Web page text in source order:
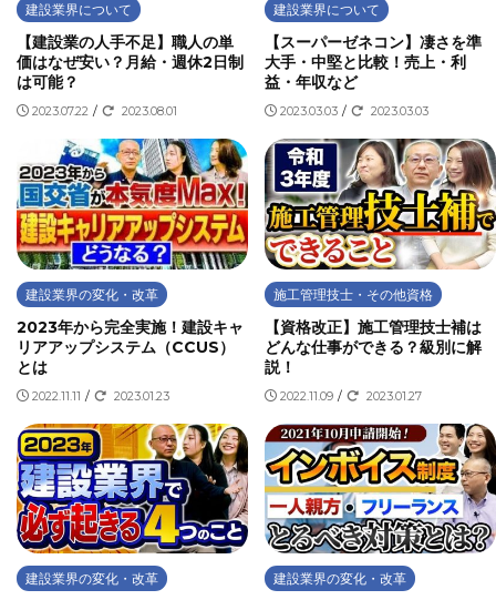
建設業界について
【建設業の人手不足】職人の単
価はなぜ安い？月給・週休2日制
は可能？
2023.07.22 / 2023.08.01
建設業界について
【スーパーゼネコン】凄さを準
大手・中堅と比較！売上・利
益・年収など
2023.03.03 / 2023.03.03
建設業界の変化・改革
2023年から完全実施！建設キャ
リアアップシステム（CCUS）
とは
2022.11.11 / 2023.01.23
施工管理技士・その他資格
【資格改正】施工管理技士補は
どんな仕事ができる？級別に解
説！
2022.11.09 / 2023.01.27
建設業界の変化・改革 建設業界の変化・改革